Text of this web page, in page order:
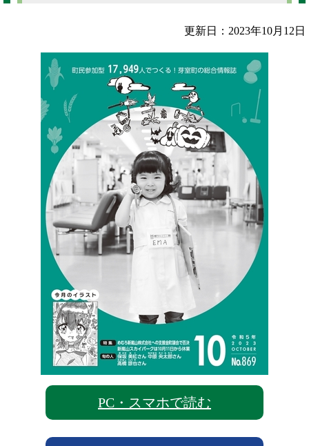
更新日：2023年10月12日
PC・スマホで読む